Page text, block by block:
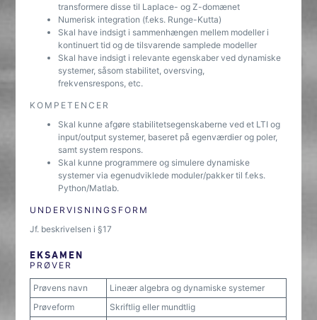
transformere disse til Laplace- og Z-domænet
Numerisk integration (f.eks. Runge-Kutta)
Skal have indsigt i sammenhængen mellem modeller i
kontinuert tid og de tilsvarende samplede modeller
Skal have indsigt i relevante egenskaber ved dynamiske
systemer, såsom stabilitet, oversving,
frekvensrespons, etc.
KOMPETENCER
Skal kunne afgøre stabilitetsegenskaberne ved et LTI og
input/output systemer, baseret på egenværdier og poler,
samt system respons.
Skal kunne programmere og simulere dynamiske
systemer via egenudviklede moduler/pakker til f.eks.
Python/Matlab.
UNDERVISNINGSFORM
Jf. beskrivelsen i §17
EKSAMEN
PRØVER
Prøvens navn
Lineær algebra og dynamiske systemer
Prøveform
Skriftlig eller mundtlig